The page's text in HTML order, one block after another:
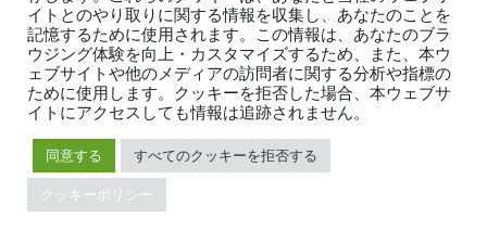
ドキュメント
Developer Guide
FAQ
サポート
キャリア
お問い合わせ
パートナー
Trust Hub
セキュリティ
メンテナンスポリシー
ブランドガイドライン
イトとのやり取りに関する情報を収集し、あなたのことを
記憶するために使用されます。この情報は、あなたのブラ
ウジング体験を向上・カスタマイズするため、また、本ウ
ェブサイトや他のメディアの訪問者に関する分析や指標の
ために使用します。クッキーを拒否した場合、本ウェブサ
イトにアクセスしても情報は追跡されません。
同意する すべてのクッキーを拒否する
クッキーポリシー